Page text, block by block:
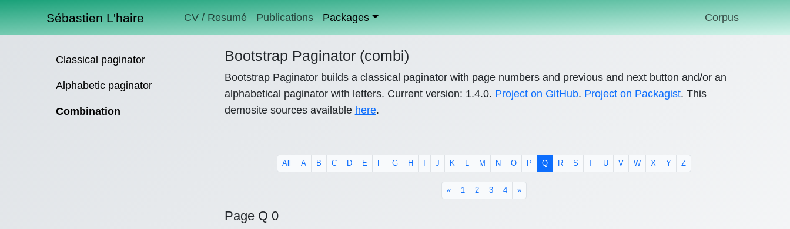
Sébastien L'haire CV / Resumé Publications Packages Corpus
Classical paginator
Alphabetic paginator
Combination
Bootstrap Paginator (combi)
Bootstrap Paginator builds a classical paginator with page numbers and previous and next button and/or an
alphabetical paginator with letters. Current version: 1.4.0. Project on GitHub. Project on Packagist. This
demosite sources available here.
All A B C D E F G H J K L M N O P Q R S U V W X Y Z
« 1 2 3 4 »
Page Q 0